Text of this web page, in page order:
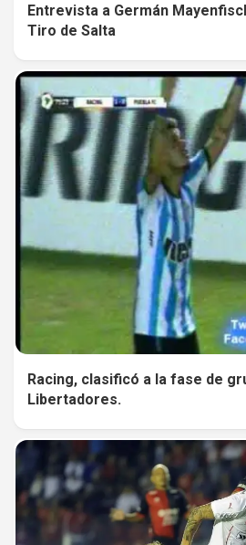
Entrevista a Germán
Tiro de Salta
Racing, clasificó a la fase de
Libertadores.